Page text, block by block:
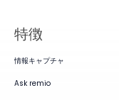
特徴
情報キャプチャ
Ask remio